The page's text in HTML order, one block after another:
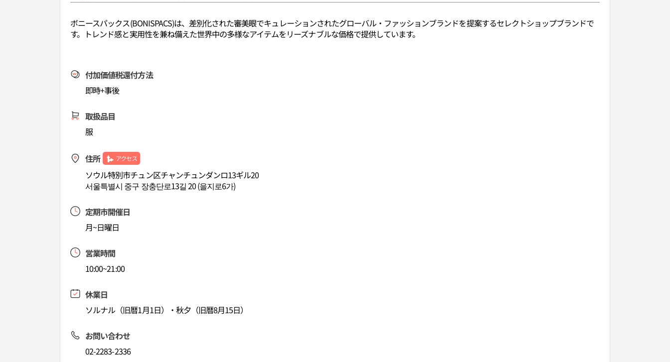
ボニースパックス(BONISPACS)は、差別化された審美眼でキュレーションされたグローバル・ファッションブランドを提案するセレクトショップブランドで
す。トレンド感と実用性を兼ね備えた世界中の多様なアイテムをリーズナブルな価格で提供しています。
付加価値税還付方法
即時+事後
取扱品目
服
住所 アクセス
ソウル特別市チュン区チャンチュンダンロ13ギル20
서울특별시 중구 장충단로13길 20 (을지로6가)
定期市開催日
月~日曜日
営業時間
10:00~21:00
休業日
ソルナル（旧暦1月1日）・秋夕（旧暦8月15日）
お問い合わせ
02-2283-2336